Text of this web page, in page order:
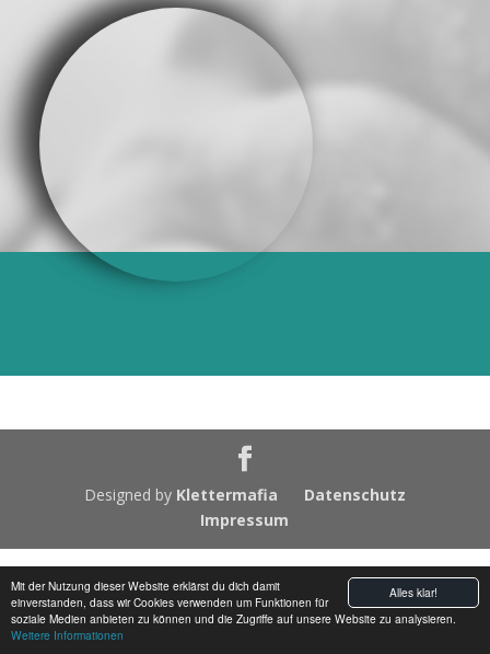
Alles klar!
Mit der Nutzung dieser Website erklärst du dich damit
einverstanden, dass wir Cookies verwenden um Funktionen für
soziale Medien anbieten zu können und die Zugriffe auf unsere Website zu analysieren.
Weitere Informationen
Designed by Klettermafia
Datenschutz
Impressum